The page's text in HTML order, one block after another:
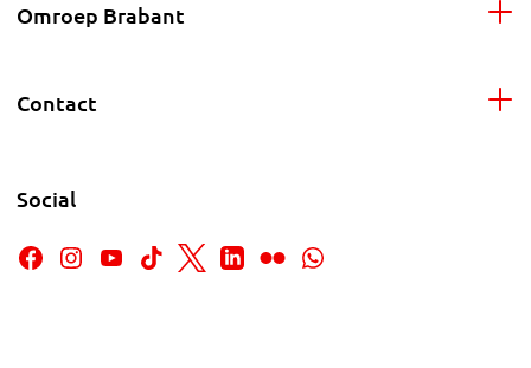
Omroep Brabant
Contact
Social